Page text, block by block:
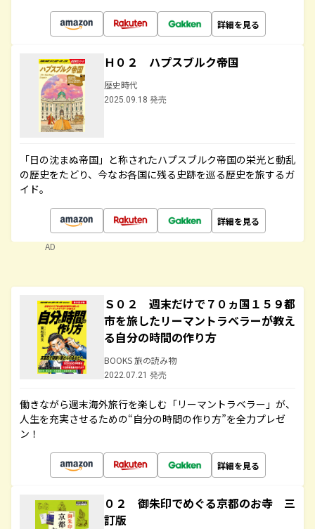
詳細を見る
Ｈ０２ ハプスブルク帝国
歴史時代
2025.09.18 発売
「日の沈まぬ帝国」と称されたハプスブルク帝国の栄光と動乱
の歴史をたどり、今なお各国に残る史跡を巡る歴史を旅するガ
イド。
詳細を見る
AD
Ｓ０２ 週末だけで７０ヵ国１５９都
市を旅したリーマントラベラーが教え
る自分の時間の作り方
BOOKS 旅の読み物
2022.07.21 発売
働きながら週末海外旅行を楽しむ「リーマントラベラー」が、
人生を充実させるための“自分の時間の作り方”を全力プレゼ
ン！
詳細を見る
０２ 御朱印でめぐる京都のお寺 三
訂版